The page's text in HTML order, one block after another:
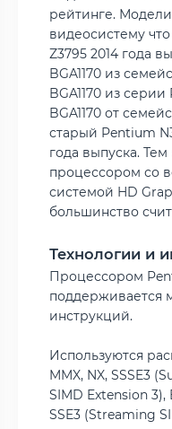
рейтинге.
видеосистему
Z3795 2014 года
BGA1170 из
BGA1170 из
BGA1170 от
старый Pentium
года выпуска.
процессором со
системой HD
большинство
Технологии и
Процессором
поддерживается
инструкций.
Используются
MMX, NX, SSSE3
SIMD Extension 3),
SSE3 (Streaming